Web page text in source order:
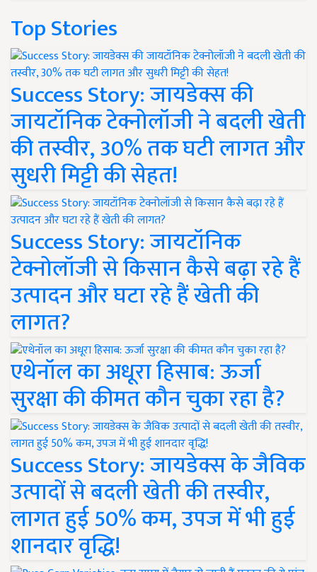
Top Stories
Success Story: जायडेक्स की
जायटॉनिक टेक्नोलॉजी ने बदली खेती
की तस्वीर, 30% तक घटी लागत और
सुधरी मिट्टी की सेहत!
Success Story: जायटॉनिक
टेक्नोलॉजी से किसान कैसे बढ़ा रहे हैं
उत्पादन और घटा रहे हैं खेती की
लागत?
एथेनॉल का अधूरा हिसाब: ऊर्जा
सुरक्षा की कीमत कौन चुका रहा है?
Success Story: जायडेक्स के जैविक
उत्पादों से बदली खेती की तस्वीर,
लागत हुई 50% कम, उपज में भी हुई
शानदार वृद्धि!